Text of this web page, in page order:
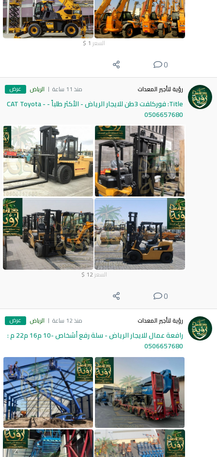
السعر 1
$
0
رؤية لتأجير المعدات منذ 11 ساعة الرياض عرض
Title: فوركلفت 3طن للايجار الرياض - الأكثر طلباً - CAT Toyota -
0506657680
السعر 12
$
0
رؤية لتأجير المعدات منذ 12 ساعة الرياض عرض
رافعة عمال للايجار الرياض - سلة رفع أشخاص -10 م16 م22 م :
0506657680